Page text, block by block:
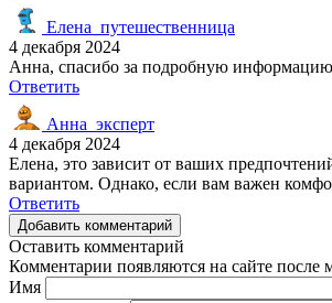
Елена_путешественница
4 декабря 2024
Анна, спасибо за подробную
Ответить
Анна_эксперт
4 декабря 2024
Елена, это зависит от ваших
вариантом. Однако, если вам важен
Ответить
Добавить комментарий
Оставить комментарий
Комментарии появляются на сайте после
Имя